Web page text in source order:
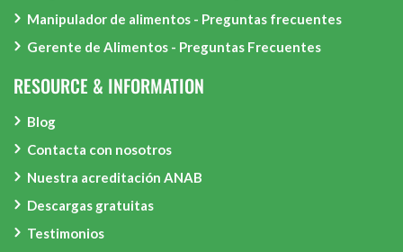
Manipulador de alimentos - Preguntas frecuentes
Gerente de Alimentos - Preguntas Frecuentes
RESOURCE & INFORMATION
Blog
Contacta con nosotros
Nuestra acreditación ANAB
Descargas gratuitas
Testimonios